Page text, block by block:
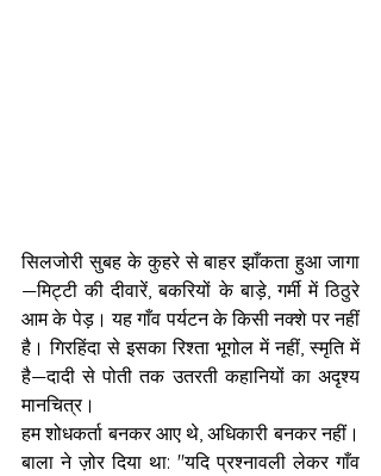
सिलजोरी सुबह के कुहरे से बाहर झाँकता हुआ जागा
—मिट्टी की दीवारें, बकरियों के बाड़े, गर्मी में ठिठुरे
आम के पेड़। यह गाँव पर्यटन के किसी नक्शे पर नहीं
है। गिरहिंदा से इसका रिश्ता भूगोल में नहीं, स्मृति में
है—दादी से पोती तक उतरती कहानियों का अदृश्य
मानचित्र।
हम शोधकर्ता बनकर आए थे, अधिकारी बनकर नहीं।
बाला ने ज़ोर दिया था: "यदि प्रश्नावली लेकर गाँव